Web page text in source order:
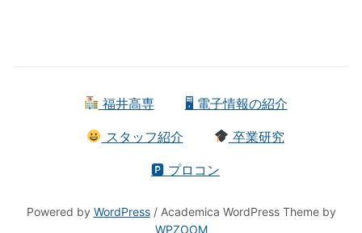
福井高専 🖥 電子情報の紹介
スタッフ紹介 卒業研究
🅿 プロコン
Powered by WordPress/ Academica WordPress Theme by
WPZOOM